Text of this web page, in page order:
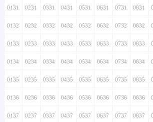
0131 0231 0331 0431 0531 0631 0731 0831
0132 0232 0332 0432 0532 0632 0732 0832
0133 0233 0333 0433 0533 0633 0733 0833
0134 0234 0334 0434 0534 0634 0734 0834
0135 0235 0335 0435 0535 0635 0735 0835
0136 0236 0336 0436 0536 0636 0736 0836
0137 0237 0337 0437 0537 0637 0737 0837